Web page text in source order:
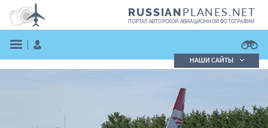
RUSSIANPLANES.NET
ПОРТАЛ АВТОРСКОЙ АВИАЦИОННОЙ ФОТОГРАФИИ
ВОЙТИ
Подробно
НАШИ САЙТЫ